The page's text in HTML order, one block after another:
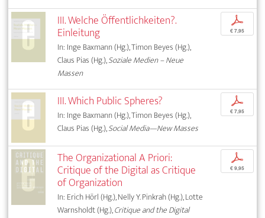
III. Welche Öffentlichkeiten?.
Einleitung
In: Inge Baxmann (Hg.), Timon Beyes (Hg.),
Claus Pias (Hg.),Soziale Medien – Neue
Massen
p
€ 7,95
III. Which Public Spheres?
In: Inge Baxmann (Hg.), Timon Beyes (Hg.),
Claus Pias (Hg.),Social Media—New Masses
p
€ 7,95
The Organizational A Priori:
Critique of the Digital as Critique
of Organization
In: Erich Hörl (Hg.), Nelly Y. Pinkrah (Hg.), Lotte
Warnsholdt (Hg.),Critique and the Digital
p
€ 9,95